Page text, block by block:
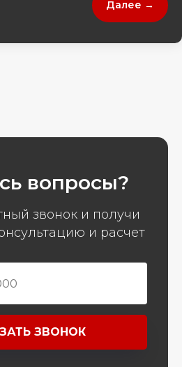
Далее →
вопросы?
звонок и получи
и расчет
ЗВОНОК